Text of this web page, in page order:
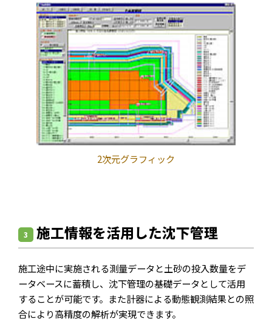
2次元グラフィック
3 施工情報を活用した沈下管理
施工途中に実施される測量データと土砂の投入数量をデ
ータベースに蓄積し、沈下管理の基礎データとして活用
することが可能です。また計器による動態観測結果との照
合により高精度の解析が実現できます。